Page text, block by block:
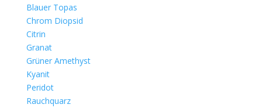
Blauer Topas
Chrom Diopsid
Citrin
Granat
Grüner Amethyst
Kyanit
Peridot
Rauchquarz